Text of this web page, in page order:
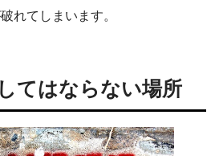
れてしまいます。
てはならない場所